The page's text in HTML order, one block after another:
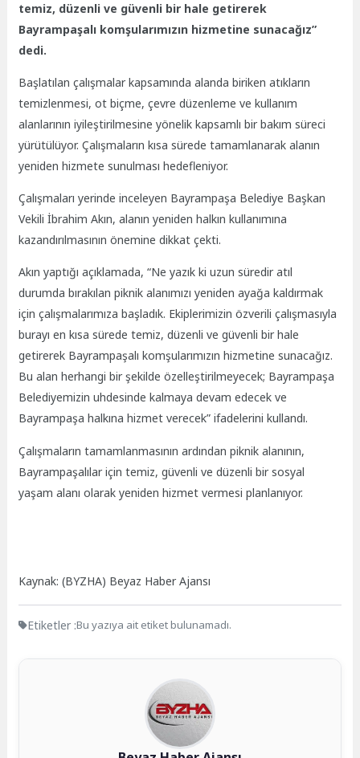
temiz, düzenli ve güvenli bir hale getirerek
Bayrampaşalı komşularımızın hizmetine sunacağız”
dedi.
Başlatılan çalışmalar kapsamında alanda biriken atıkların
temizlenmesi, ot biçme, çevre düzenleme ve kullanım
alanlarının iyileştirilmesine yönelik kapsamlı bir bakım süreci
yürütülüyor. Çalışmaların kısa sürede tamamlanarak alanın
yeniden hizmete sunulması hedefleniyor.
Çalışmaları yerinde inceleyen Bayrampaşa Belediye Başkan
Vekili İbrahim Akın, alanın yeniden halkın kullanımına
kazandırılmasının önemine dikkat çekti.
Akın yaptığı açıklamada, “Ne yazık ki uzun süredir atıl
durumda bırakılan piknik alanımızı yeniden ayağa kaldırmak
için çalışmalarımıza başladık. Ekiplerimizin özverili çalışmasıyla
burayı en kısa sürede temiz, düzenli ve güvenli bir hale
getirerek Bayrampaşalı komşularımızın hizmetine sunacağız.
Bu alan herhangi bir şekilde özelleştirilmeyecek; Bayrampaşa
Belediyemizin uhdesinde kalmaya devam edecek ve
Bayrampaşa halkına hizmet verecek” ifadelerini kullandı.
Çalışmaların tamamlanmasının ardından piknik alanının,
Bayrampaşalılar için temiz, güvenli ve düzenli bir sosyal
yaşam alanı olarak yeniden hizmet vermesi planlanıyor.
Kaynak: (BYZHA) Beyaz Haber Ajansı
Etiketler :Bu yazıya ait etiket bulunamadı.